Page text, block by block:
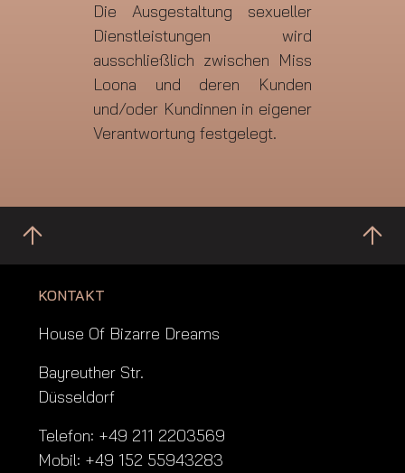
Die Ausgestaltung sexueller
Dienstleistungen wird
ausschließlich zwischen Miss
Loona und deren Kunden
und/oder Kundinnen in eigener
Verantwortung festgelegt.
KONTAKT
House Of Bizarre Dreams
Bayreuther Str.
Düsseldorf
Telefon: +49 211 2203569
Mobil: +49 152 55943283